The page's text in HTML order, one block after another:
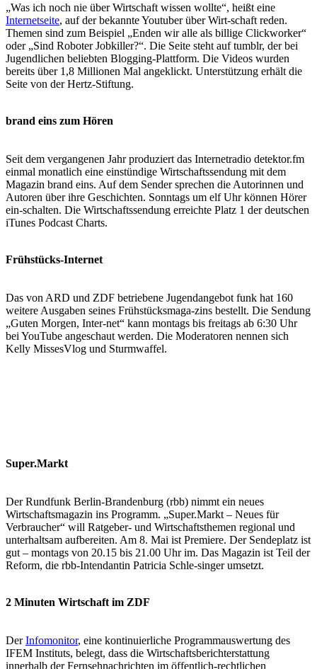
„Was ich noch nie über Wirtschaft wissen wollte“, heißt eine
Internetseite, auf der bekannte Youtuber über Wirt-schaft reden.
Themen sind zum Beispiel „Enden wir alle als billige Clickworker“
oder „Sind Roboter Jobkiller?“. Die Seite steht auf tumblr, der bei
Jugendlichen beliebten Blogging-Plattform. Die Videos wurden
bereits über 1,8 Millionen Mal angeklickt. Unterstützung erhält die
Seite von der Hertz-Stiftung.
brand eins zum Hören
Seit dem vergangenen Jahr produziert das Internetradio detektor.fm
einmal monatlich eine einstündige Wirtschaftssendung mit dem
Magazin brand eins. Auf dem Sender sprechen die Autorinnen und
Autoren über ihre Geschichten. Sonntags um elf Uhr können Hörer
ein-schalten. Die Wirtschaftssendung erreichte Platz 1 der deutschen
iTunes Podcast Charts.
Frühstücks-Internet
Das von ARD und ZDF betriebene Jugendangebot funk hat 160
weitere Ausgaben seines Frühstücksmaga-zins bestellt. Die Sendung
„Guten Morgen, Inter-net“ kann montags bis freitags ab 6:30 Uhr
bei YouTube angeschaut werden. Die Moderatoren nennen sich
Kelly MissesVlog und Sturmwaffel.
Super.Markt
Der Rundfunk Berlin-Brandenburg (rbb) nimmt ein neues
Wirtschaftsmagazin ins Programm. „Super.Markt – Neues für
Verbraucher“ will Ratgeber- und Wirtschaftsthemen regional und
unterhaltsam aufbereiten. Am 8. Mai ist Premiere. Der Sendeplatz ist
gut – montags von 20.15 bis 21.00 Uhr im. Das Magazin ist Teil der
Reform, die rbb-Intendantin Patricia Schle-singer umsetzt.
2 Minuten Wirtschaft im ZDF
DerInfomonitor, eine kontinuierliche Programmauswertung des
IFEM Instituts, belegt, dass die Wirtschaftsberichterstattung
innerhalb der Fernsehnachrichten im öffentlich-rechtlichen